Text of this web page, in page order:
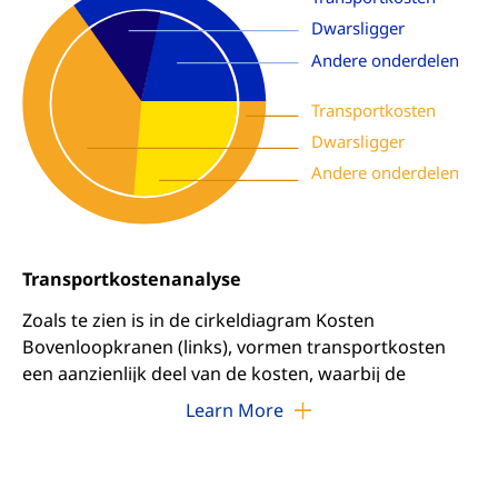
Dwarsligger
Andere onderdelen
Transportkosten
Dwarsligger
Andere onderdelen
Transportkostenanalyse
Zoals te zien is in de cirkeldiagram Kosten
Bovenloopkranen (links), vormen transportkosten
een aanzienlijk deel van de kosten, waarbij de
dwarsligger de belangrijkste kostenpost is. Om deze
kostenfactor aan te pakken, bieden we twee
Learn More